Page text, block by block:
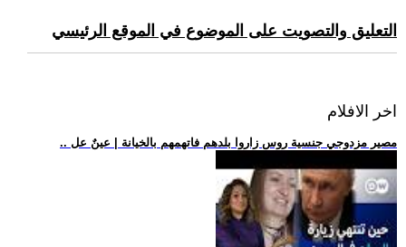
التعليق والتصويت على الموضوع في الموقع الرئيسي
اخر الافلام
.. مصير مزدوجي جنسية روس زاروا بلدهم فاتهمهم بالخيانة | عينٌ عل